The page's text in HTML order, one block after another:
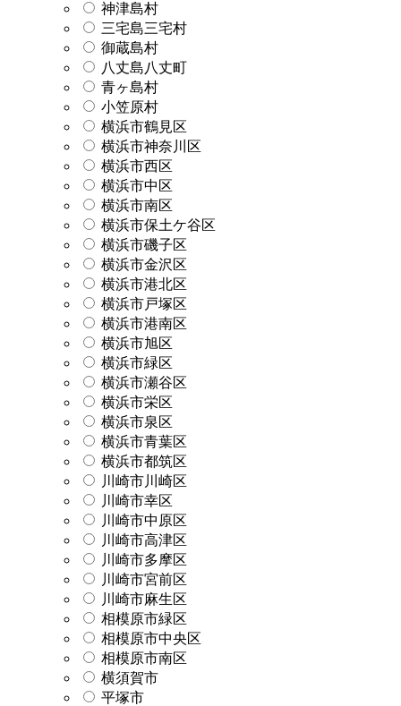
神津島村
三宅島三宅村
御蔵島村
八丈島八丈町
青ヶ島村
小笠原村
横浜市鶴見区
横浜市神奈川区
横浜市西区
横浜市中区
横浜市南区
横浜市保土ケ谷区
横浜市磯子区
横浜市金沢区
横浜市港北区
横浜市戸塚区
横浜市港南区
横浜市旭区
横浜市緑区
横浜市瀬谷区
横浜市栄区
横浜市泉区
横浜市青葉区
横浜市都筑区
川崎市川崎区
川崎市幸区
川崎市中原区
川崎市高津区
川崎市多摩区
川崎市宮前区
川崎市麻生区
相模原市緑区
相模原市中央区
相模原市南区
横須賀市
平塚市